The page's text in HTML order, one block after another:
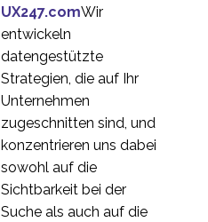
UX247.comWir
entwickeln
datengestützte
Strategien, die auf Ihr
Unternehmen
zugeschnitten sind, und
konzentrieren uns dabei
sowohl auf die
Sichtbarkeit bei der
Suche als auch auf die